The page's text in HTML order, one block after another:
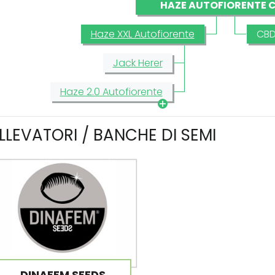
HAZE AUTOFIORENTE
Haze XXL Autofiorente
Jack Herer
Haze 2.0 Autofiorente
/ BANCHE DI SEMI